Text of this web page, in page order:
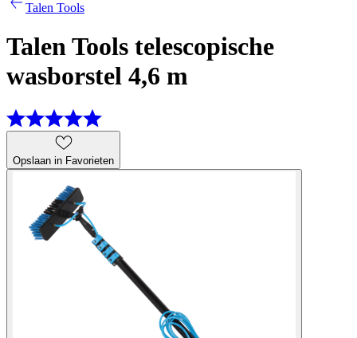
Talen Tools
Talen Tools telescopische
wasborstel 4,6 m
Opslaan in Favorieten